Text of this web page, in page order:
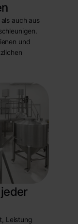
auch aus
und
Leistung